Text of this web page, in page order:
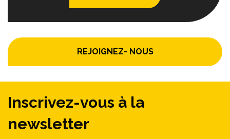
REJOIGNEZ- NOUS
Inscrivez-vous à la
newsletter